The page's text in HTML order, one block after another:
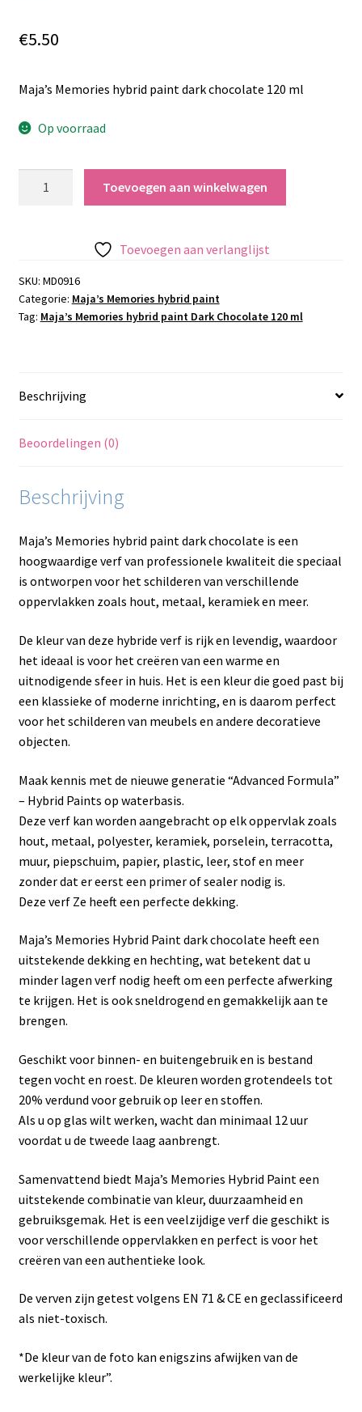
€5.50
Maja’s Memories hybrid paint dark chocolate 120 ml
Op voorraad
Chocolate
120
ml
Toevoegen aan winkelwagen
Toevoegen aan verlanglijst
SKU: MD0916
Categorie: Maja’s Memories hybrid paint
Tag: Maja’s Memories hybrid paint Dark Chocolate 120 ml
Beschrijving
Beoordelingen (0)
Beschrijving
Maja’s Memories hybrid paint dark chocolate is een
hoogwaardige verf van professionele kwaliteit die speciaal
is ontworpen voor het schilderen van verschillende
oppervlakken zoals hout, metaal, keramiek en meer.
De kleur van deze hybride verf is rijk en levendig, waardoor
het ideaal is voor het creëren van een warme en
uitnodigende sfeer in huis. Het is een kleur die goed past bij
een klassieke of moderne inrichting, en is daarom perfect
voor het schilderen van meubels en andere decoratieve
objecten.
Maak kennis met de nieuwe generatie “Advanced Formula”
– Hybrid Paints op waterbasis.
Deze verf kan worden aangebracht op elk oppervlak zoals
hout, metaal, polyester, keramiek, porselein, terracotta,
muur, piepschuim, papier, plastic, leer, stof en meer
zonder dat er eerst een primer of sealer nodig is.
Deze verf Ze heeft een perfecte dekking.
Maja’s Memories Hybrid Paint dark chocolate heeft een
uitstekende dekking en hechting, wat betekent dat u
minder lagen verf nodig heeft om een perfecte afwerking
te krijgen. Het is ook sneldrogend en gemakkelijk aan te
brengen.
Geschikt voor binnen- en buitengebruik en is bestand
tegen vocht en roest. De kleuren worden grotendeels tot
20% verdund voor gebruik op leer en stoffen.
Als u op glas wilt werken, wacht dan minimaal 12 uur
voordat u de tweede laag aanbrengt.
Samenvattend biedt Maja’s Memories Hybrid Paint een
uitstekende combinatie van kleur, duurzaamheid en
gebruiksgemak. Het is een veelzijdige verf die geschikt is
voor verschillende oppervlakken en perfect is voor het
creëren van een authentieke look.
De verven zijn getest volgens EN 71 & CE en geclassificeerd
als niet-toxisch.
*De kleur van de foto kan enigszins afwijken van de
werkelijke kleur”.